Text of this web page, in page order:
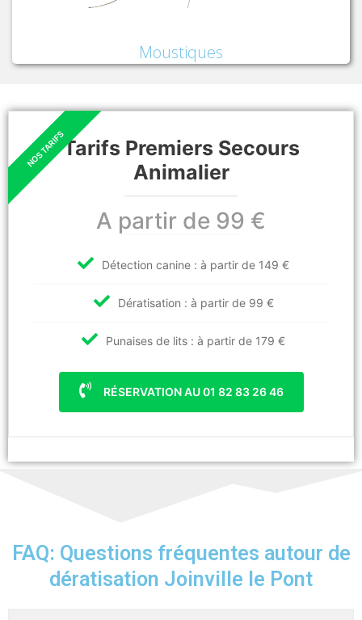
Moustiques
Tarifs Premiers Secours
Animalier
A partir de 99 €
Détection canine : à partir de 149 €
Dératisation : à partir de 99 €
Punaises de lits : à partir de 179 €
RÉSERVATION AU 01 82 83 26 46
FAQ: Questions fréquentes autour de
dératisation Joinville le Pont